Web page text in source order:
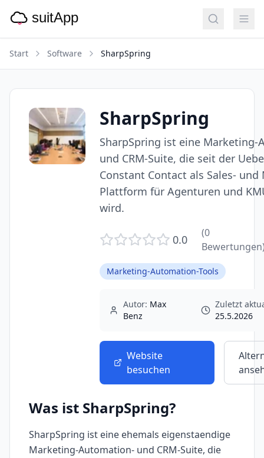
Start Software SharpSpring
SharpSpring
SharpSpring ist eine Marketing-
und CRM-Suite, die seit der
Constant Contact als Sales-
Plattform für Agenturen und
wird.
0.0 (0
Marketing-Automation-Tools
Autor: Max
Benz
Zuletzt
25.5.2026
Website
besuchen
Was ist SharpSpring?
SharpSpring ist eine ehemals eigenstaendige
Marketing-Automation- und CRM-Suite, die